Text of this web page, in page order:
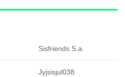
Sisfriends S.a.
Jyjsisjul038